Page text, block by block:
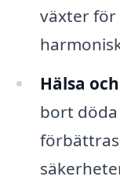
växter för
Hälsa
bort
förbättras